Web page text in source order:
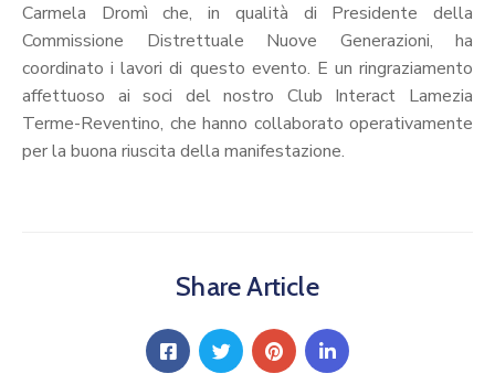
Carmela Dromì che, in qualità di Presidente della
Commissione Distrettuale Nuove Generazioni, ha
coordinato i lavori di questo evento. E un ringraziamento
affettuoso ai soci del nostro Club Interact Lamezia
Terme-Reventino, che hanno collaborato operativamente
per la buona riuscita della manifestazione.
Share Article